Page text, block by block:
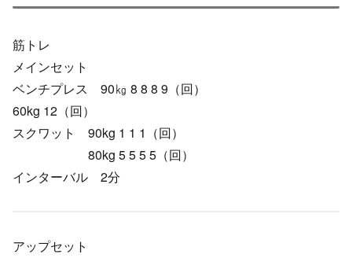
筋トレ
メインセット
ベンチプレス 90㎏ 8 8 8 9（回）
60kg 12（回）
スクワット 90kg 1 1 1（回）
80kg 5 5 5 5（回）
インターバル 2分
アップセット